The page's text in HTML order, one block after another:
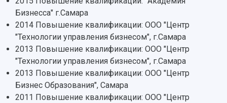
Кампус
3D-тур по университету
Музеи
Учебный аэродром
Центр истории авиационных двигателей
Ботанический сад
Умный дом бабочек
Международный межвузовский кампус
Патенты
Публикации и издания
Отчеты о проведенных конференциях
Бизнесса" г.Самара
2014 Повышение квалификации: ООО "Центр
"Технологии управления бизнесом", г.Самара
2013 Повышение квалификации: ООО "Центр
"Технологии управления бизнесом", г.Самара
2013 Повышение квалификации: ООО "Центр
Бизнес Образования", Самара
2011 Повышение квалификации: ООО "Центр